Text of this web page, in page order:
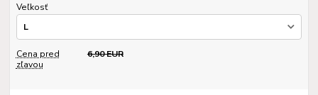
Veľkosť
Cena pred
zľavou
6,90 EUR